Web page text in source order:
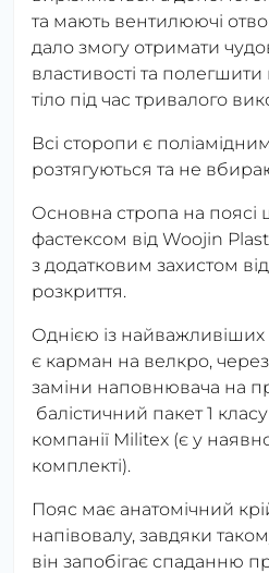
та мають вентилюючі
дало змогу отримати
властивості та
тіло під час тривалого
Всі сторопи є
розтягуються та не
Основна стропа на
фастексом від Woojin
з додатковим захистом
розкриття.
Однією із
є карман на велкро,
заміни наповнювача на
балістичний пакет 1
компанії Militex (є у
комплекті).
Пояс має анатомічний
напівовалу, завдяки
він запобігає спаданню